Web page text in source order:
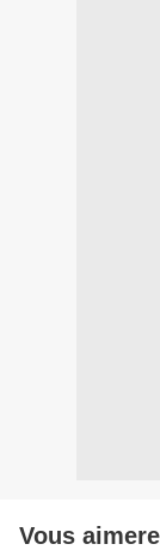
Vous